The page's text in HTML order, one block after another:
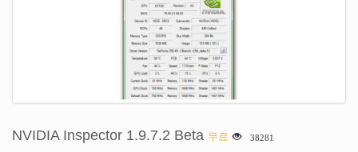
NVIDIA Inspector 1.9.7.2 Beta 무료 38281